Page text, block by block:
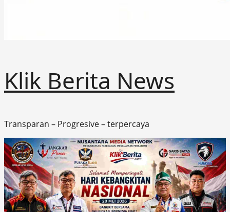
Klik Berita News
Transparan – Progresive – terpercaya